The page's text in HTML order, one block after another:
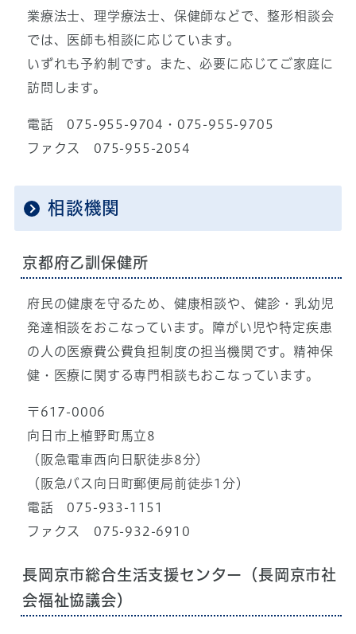
業療法士、理学療法士、保健師などで、整形相談会
では、医師も相談に応じています。
いずれも予約制です。また、必要に応じてご家庭に
訪問します。
電話 075-955-9704・075-955-9705
ファクス 075-955-2054
相談機関
京都府乙訓保健所
府民の健康を守るため、健康相談や、健診・乳幼児
発達相談をおこなっています。障がい児や特定疾患
の人の医療費公費負担制度の担当機関です。精神保
健・医療に関する専門相談もおこなっています。
〒617-0006
向日市上植野町馬立8
（阪急電車西向日駅徒歩8分）
（阪急バス向日町郵便局前徒歩1分）
電話 075-933-1151
ファクス 075-932-6910
長岡京市総合生活支援センター（長岡京市社
会福祉協議会）